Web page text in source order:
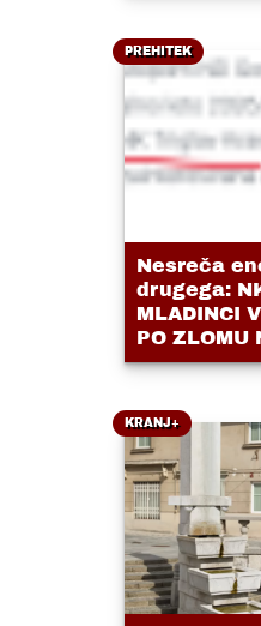
PREHITEK
Nesreča
drugega:
MLADINCI
PO ZLOMU
KRANJ+